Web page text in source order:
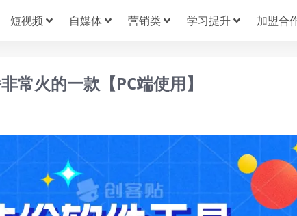
短视频 自媒体 营销类 学习提升 加盟合
常火的一款【PC端使用】